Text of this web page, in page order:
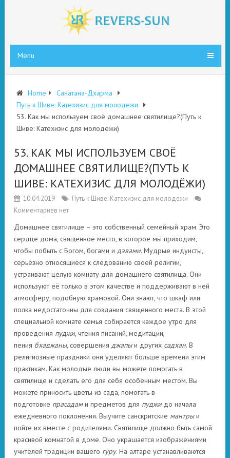
Menu
Home
Санатана-Дхарма
Путь к Шиве: Катехизис для молодежи
53. Как мы используем своё домашнее святилище?(Путь к
Шиве: Катехизис для молодёжи)
53. КАК МЫ ИСПОЛЬЗУЕМ СВОЁ
ДОМАШНЕЕ СВЯТИЛИЩЕ?(ПУТЬ К
ШИВЕ: КАТЕХИЗИС ДЛЯ МОЛОДЁЖИ)
10.04.2019
Путь к Шиве: Катехизис для молодежи
Комментариев нет
Домашнее святилище – это собственный семейный храм. Это
сердце дома, священное место, в которое мы приходим,
чтобы побыть с Богом, богами и дэвами. Мудрые индуисты,
серьёзно относящиеся к следованию своей религии,
устраивают целую комнату для домашнего святилища. Они
используют её только в этом качестве и поддерживают в ней
атмосферу, подобную храмовой. Они знают, что шкаф или
полка недостаточны для создания священного места. В этой
специальной комнате семья собирается каждое утро для
проведения пуджи, чтения писаний, медитации,
пения бхаджаны, совершения джапыи других садхан. В
религиозные праздники они уделяют больше времени этим
практикам. Как молодые люди вы можете помогать в
святилище и сделать его для себя особенным местом. Вы
можете приносить цветы из сада, помогать в
подготовке прасадами предметов для пуджидо начала
ежедневного поклонения. Выучите санскритские мантрыи
пойте их вместе с родителями. Святилище должно быть самой
красивой комнатой в доме. Оно украшается изображениями
учителей традиции вашего гуру. На алтаре устанавливаются